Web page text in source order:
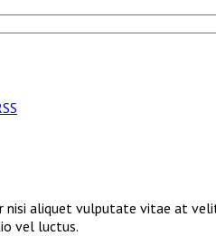
aliquet vulputate vitae at
vel luctus.